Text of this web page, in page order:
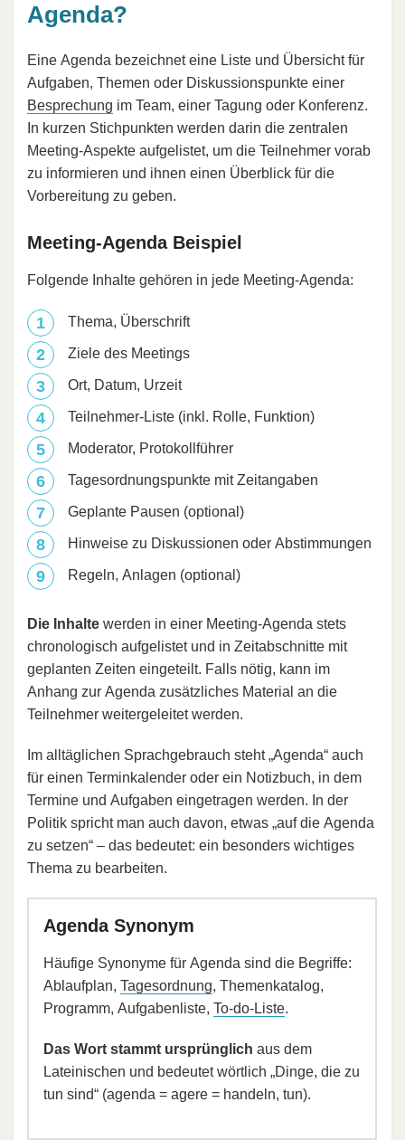
Agenda?
Eine Agenda bezeichnet eine Liste und Übersicht für
Aufgaben, Themen oder Diskussionspunkte einer
Besprechung im Team, einer Tagung oder Konferenz.
In kurzen Stichpunkten werden darin die zentralen
Meeting-Aspekte aufgelistet, um die Teilnehmer vorab
zu informieren und ihnen einen Überblick für die
Vorbereitung zu geben.
Meeting-Agenda Beispiel
Folgende Inhalte gehören in jede Meeting-Agenda:
Thema, Überschrift
Ziele des Meetings
Ort, Datum, Urzeit
Teilnehmer-Liste (inkl. Rolle, Funktion)
Moderator, Protokollführer
Tagesordnungspunkte mit Zeitangaben
Geplante Pausen (optional)
Hinweise zu Diskussionen oder Abstimmungen
Regeln, Anlagen (optional)
Die Inhalte werden in einer Meeting-Agenda stets
chronologisch aufgelistet und in Zeitabschnitte mit
geplanten Zeiten eingeteilt. Falls nötig, kann im
Anhang zur Agenda zusätzliches Material an die
Teilnehmer weitergeleitet werden.
Im alltäglichen Sprachgebrauch steht „Agenda“ auch
für einen Terminkalender oder ein Notizbuch, in dem
Termine und Aufgaben eingetragen werden. In der
Politik spricht man auch davon, etwas „auf die Agenda
zu setzen“ – das bedeutet: ein besonders wichtiges
Thema zu bearbeiten.
Agenda Synonym
Häufige Synonyme für Agenda sind die Begriffe:
Ablaufplan, Tagesordnung, Themenkatalog,
Programm, Aufgabenliste, To-do-Liste.
Das Wort stammt ursprünglich aus dem
Lateinischen und bedeutet wörtlich „Dinge, die zu
tun sind“ (agenda = agere = handeln, tun).